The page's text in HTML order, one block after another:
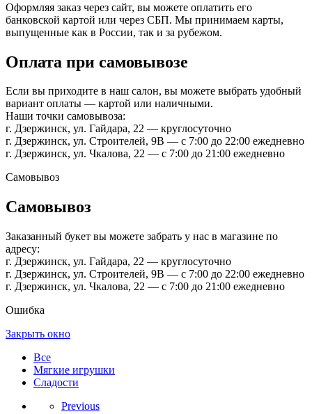
Оформляя заказ через сайт, вы можете оплатить его
банковской картой или через СБП. Мы принимаем карты,
выпущенные как в России, так и за рубежом.
Оплата при самовывозе
Если вы приходите в наш салон, вы можете выбрать удобный
вариант оплаты — картой или наличными.
Наши точки самовывоза:
г. Дзержинск, ул. Гайдара, 22 — круглосуточно
г. Дзержинск, ул. Строителей, 9В — с 7:00 до 22:00 ежедневно
г. Дзержинск, ул. Чкалова, 22 — с 7:00 до 21:00 ежедневно
Самовывоз
Самовывоз
Заказанный букет вы можете забрать у нас в магазине по
адресу:
г. Дзержинск, ул. Гайдара, 22 — круглосуточно
г. Дзержинск, ул. Строителей, 9В — с 7:00 до 22:00 ежедневно
г. Дзержинск, ул. Чкалова, 22 — с 7:00 до 21:00 ежедневно
Ошибка
Закрыть окно
Все
Мягкие игрушки
Сладости
Previous